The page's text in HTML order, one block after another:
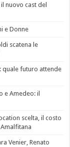
nuovo cast del
e Donne
scatena le
quale futuro attende
e Amedeo: il
scelta, il costo
Venier, Renato